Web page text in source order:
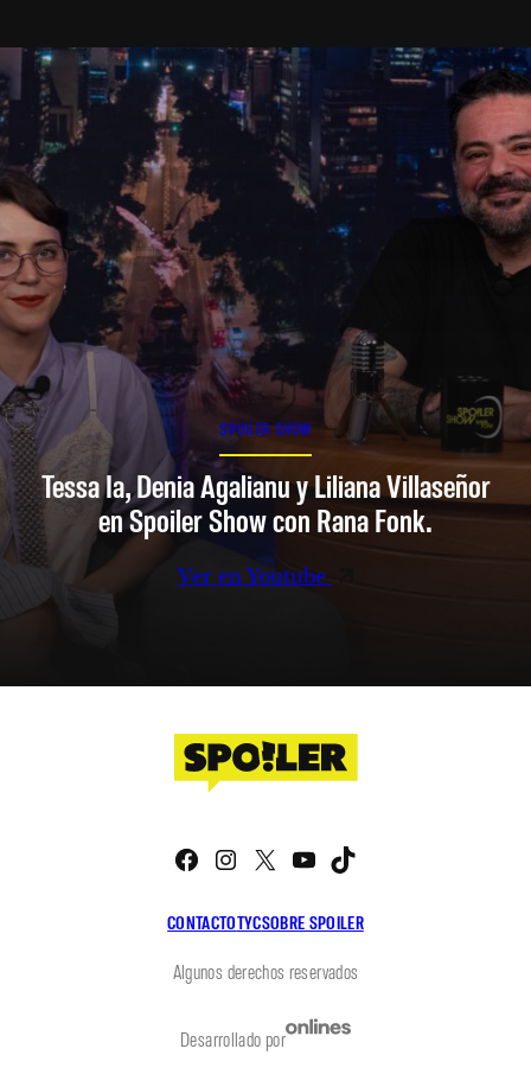
SPOILER SHOW
Tessa Ia, Denia Agalianu y Liliana Villaseñor
en Spoiler Show con Rana Fonk.
Ver en Youtube
CONTACTOTYCSOBRE SPOILER
Facebook
Instagram
X YouTube
Algunos derechos reservados
Desarrollado por